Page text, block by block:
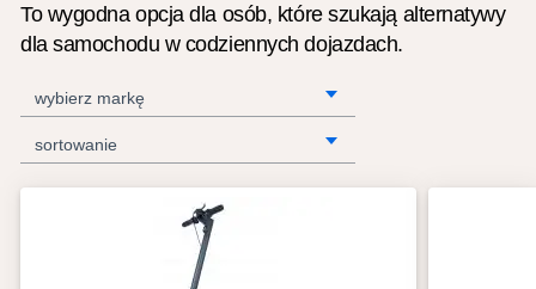
To wygodna opcja dla osób, które szukają alternatywy
dla samochodu w codziennych dojazdach.
wybierz markę
sortowanie